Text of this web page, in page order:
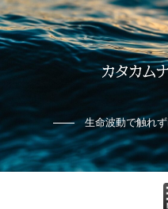
生命波動で触れ